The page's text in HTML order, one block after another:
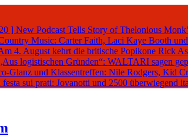
] New Podcast Tells Story of Thelonious
Music: Carter Faith, Laci Kaye Booth
4. August kehrt die britische Popikone Rick
logistischen Gründen“: WALTARI sagen
Glanz und Klassentreffen: Nile Rodgers, Kid
festa sui prati: Jovanotti und 2500 überwiegend